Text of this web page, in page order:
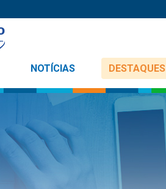
NOTÍCIAS DESTAQUES